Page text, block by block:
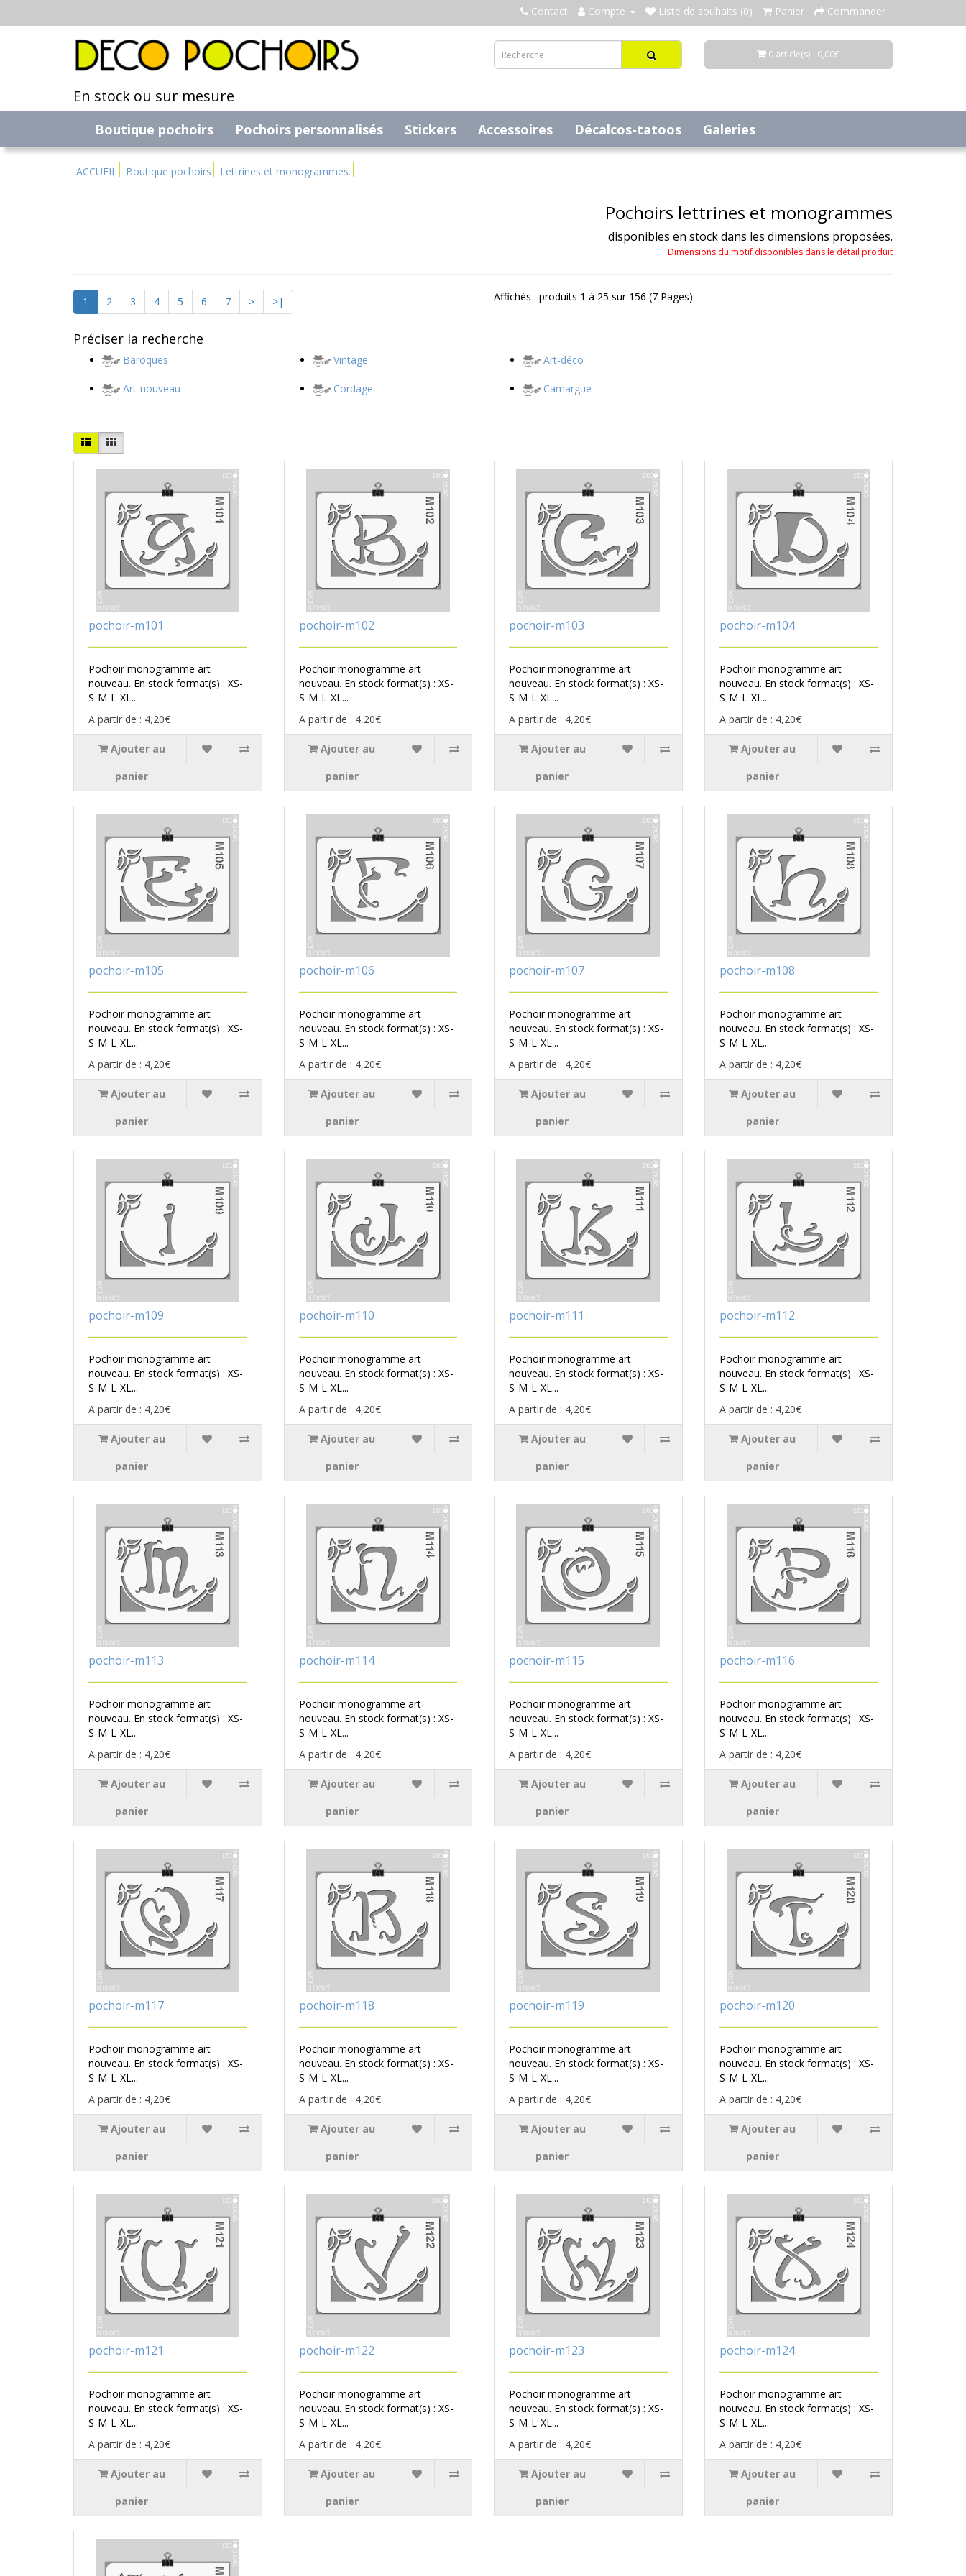
Contact Compte Liste de souhaits (0) Panier Commander
En stock ou sur mesure
0 article(s) - 0,00€
Boutique pochoirs Pochoirs personnalisés Stickers Accessoires Décalcos-tatoos Galeries
ACCUEIL Boutique pochoirs Lettrines et monogrammes.
Pochoirs lettrines et monogrammes
disponibles en stock dans les dimensions proposées.
Dimensions du motif disponibles dans le détail produit
1 2 3 4 5 6 7 > >| Affichés : produits 1 à 25 sur 156 (7 Pages)
Préciser la recherche
Baroques
Art-nouveau
Vintage
Cordage
Art-déco
Camargue
pochoir-m101
Pochoir monogramme art
nouveau. En stock format(s) : XS-
S-M-L-XL...
A partir de : 4,20€
Ajouter au
panier
pochoir-m102
Pochoir monogramme art
nouveau. En stock format(s) : XS-
S-M-L-XL...
A partir de : 4,20€
Ajouter au
panier
pochoir-m103
Pochoir monogramme art
nouveau. En stock format(s) : XS-
S-M-L-XL...
A partir de : 4,20€
Ajouter au
panier
pochoir-m104
Pochoir monogramme art
nouveau. En stock format(s) : XS-
S-M-L-XL...
A partir de : 4,20€
Ajouter au
panier
pochoir-m105
Pochoir monogramme art
nouveau. En stock format(s) : XS-
S-M-L-XL...
A partir de : 4,20€
Ajouter au
panier
pochoir-m106
Pochoir monogramme art
nouveau. En stock format(s) : XS-
S-M-L-XL...
A partir de : 4,20€
Ajouter au
panier
pochoir-m107
Pochoir monogramme art
nouveau. En stock format(s) : XS-
S-M-L-XL...
A partir de : 4,20€
Ajouter au
panier
pochoir-m108
Pochoir monogramme art
nouveau. En stock format(s) : XS-
S-M-L-XL...
A partir de : 4,20€
Ajouter au
panier
pochoir-m109
Pochoir monogramme art
nouveau. En stock format(s) : XS-
S-M-L-XL...
A partir de : 4,20€
Ajouter au
panier
pochoir-m110
Pochoir monogramme art
nouveau. En stock format(s) : XS-
S-M-L-XL...
A partir de : 4,20€
Ajouter au
panier
pochoir-m111
Pochoir monogramme art
nouveau. En stock format(s) : XS-
S-M-L-XL...
A partir de : 4,20€
Ajouter au
panier
pochoir-m112
Pochoir monogramme art
nouveau. En stock format(s) : XS-
S-M-L-XL...
A partir de : 4,20€
Ajouter au
panier
pochoir-m113
Pochoir monogramme art
nouveau. En stock format(s) : XS-
S-M-L-XL...
A partir de : 4,20€
Ajouter au
panier
pochoir-m114
Pochoir monogramme art
nouveau. En stock format(s) : XS-
S-M-L-XL...
A partir de : 4,20€
Ajouter au
panier
pochoir-m115
Pochoir monogramme art
nouveau. En stock format(s) : XS-
S-M-L-XL...
A partir de : 4,20€
Ajouter au
panier
pochoir-m116
Pochoir monogramme art
nouveau. En stock format(s) : XS-
S-M-L-XL...
A partir de : 4,20€
Ajouter au
panier
pochoir-m117
Pochoir monogramme art
nouveau. En stock format(s) : XS-
S-M-L-XL...
A partir de : 4,20€
Ajouter au
panier
pochoir-m118
Pochoir monogramme art
nouveau. En stock format(s) : XS-
S-M-L-XL...
A partir de : 4,20€
Ajouter au
panier
pochoir-m119
Pochoir monogramme art
nouveau. En stock format(s) : XS-
S-M-L-XL...
A partir de : 4,20€
Ajouter au
panier
pochoir-m120
Pochoir monogramme art
nouveau. En stock format(s) : XS-
S-M-L-XL...
A partir de : 4,20€
Ajouter au
panier
pochoir-m121
Pochoir monogramme art
nouveau. En stock format(s) : XS-
S-M-L-XL...
A partir de : 4,20€
Ajouter au
panier
pochoir-m122
Pochoir monogramme art
nouveau. En stock format(s) : XS-
S-M-L-XL...
A partir de : 4,20€
Ajouter au
panier
pochoir-m123
Pochoir monogramme art
nouveau. En stock format(s) : XS-
S-M-L-XL...
A partir de : 4,20€
Ajouter au
panier
pochoir-m124
Pochoir monogramme art
nouveau. En stock format(s) : XS-
S-M-L-XL...
A partir de : 4,20€
Ajouter au
panier